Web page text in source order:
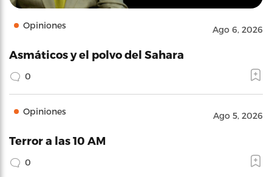
Opiniones Ago 6, 2026
Asmáticos y el polvo del Sahara
0
Opiniones Ago 5, 2026
Terror a las 10 AM
0